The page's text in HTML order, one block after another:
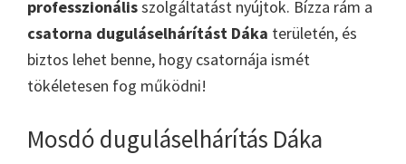
professzionálisszolgáltatást nyújtok. Bízza rám a
csatorna duguláselhárítást Dáka területén, és
biztos lehet benne, hogy csatornája ismét
tökéletesen fog működni!
Mosdó duguláselhárítás Dáka